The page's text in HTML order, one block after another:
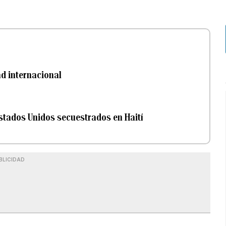
internacional
Unidos secuestrados en Haití